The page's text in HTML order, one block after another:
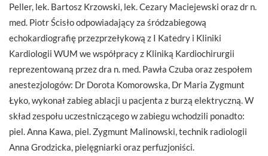
Peller, lek. Bartosz Krzowski, lek. Cezary Maciejewski oraz dr n.
med. Piotr Ścisło odpowiadający za śródzabiegową
echokardiografię przezprzełykową z I Katedry i Kliniki
Kardiologii WUM we współpracy z Kliniką Kardiochirurgii
reprezentowaną przez dra n. med. Pawła Czuba oraz zespołem
anestezjologów: Dr Dorota Komorowska, Dr Maria Zygmunt
Łyko, wykonał zabieg ablacji u pacjenta z burzą elektryczną. W
skład zespołu uczestniczącego w zabiegu wchodzili ponadto:
piel. Anna Kawa, piel. Zygmunt Malinowski, technik radiologii
Anna Grodzicka, pielęgniarki oraz perfuzjoniści.